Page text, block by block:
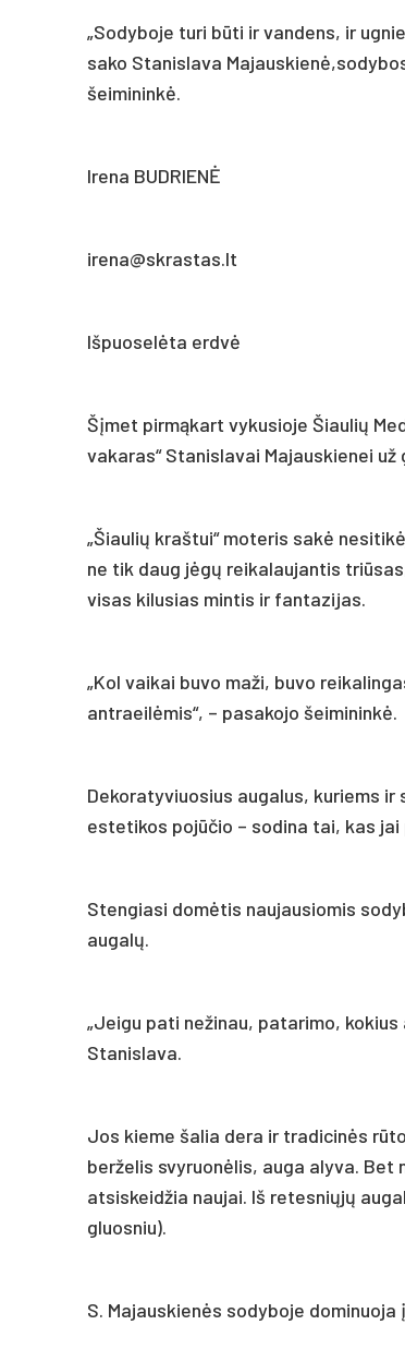
„Sodyboje turi būti ir vandens, ir
sako Stanislava
šeimininkė.
Irena BUDRIENĖ
irena@skrastas.lt
Išpuoselėta erdvė
Šįmet pirmąkart vykusioje Šiaulių
vakaras“ Stanislavai Majauskienei
„Šiaulių kraštui“ moteris sakė
ne tik daug jėgų reikalaujantis
visas kilusias mintis ir fantazijas.
„Kol vaikai buvo maži, buvo
antraeilėmis“, – pasakojo šeimininkė.
Dekoratyviuosius augalus, kuriems
estetikos pojūčio – sodina tai, kas jai
Stengiasi domėtis naujausiomis
augalų.
„Jeigu pati nežinau, patarimo,
Stanislava.
Jos kieme šalia dera ir tradicinės
berželis svyruonėlis, auga alyva.
atsiskeidžia naujai. Iš retesniųjų
gluosniu).
S. Majauskienės sodyboje